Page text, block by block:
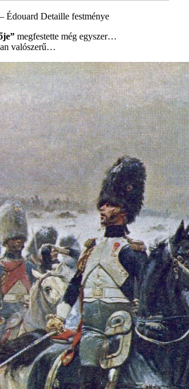
Édouard Detaille festménye
megfestette még egyszer…
valószerű…